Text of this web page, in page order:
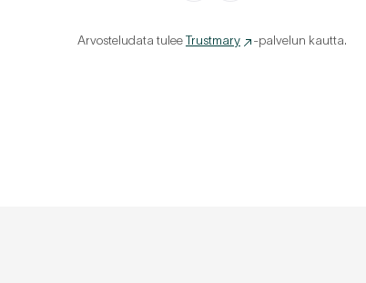
Arvosteludata tulee Trustmary -palvelun kautta.